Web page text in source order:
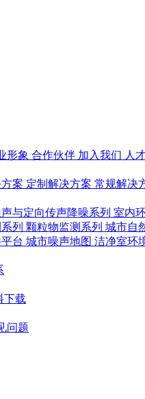
形象 合作伙伴 加入我们 人
案 定制解决方案 常规解决
与定向传声降噪系列 室内
列 颗粒物监测系列 城市自
台 城市噪声地图 洁净室环
下载
问题